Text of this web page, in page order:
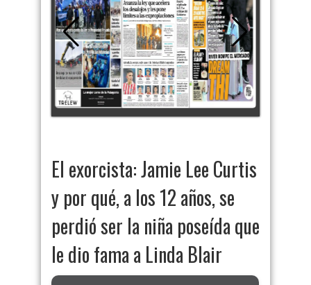
El exorcista: Jamie Lee Curtis
y por qué, a los 12 años, se
perdió ser la niña poseída que
le dio fama a Linda Blair